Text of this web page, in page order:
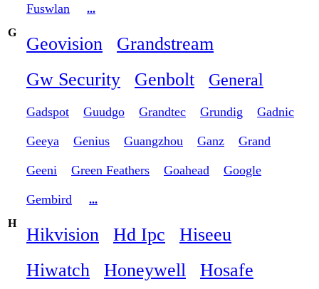
Fuswlan
...
G
Geovision
Grandstream
Gw Security
Genbolt General
Gadspot Guudgo Grandtec Grundig Gadnic
Geeya Genius Guangzhou Ganz Grand
Geeni Green Feathers Goahead Google
Gembird
...
H
Hikvision Hd Ipc
Hiseeu
Hiwatch
Honeywell
Hosafe